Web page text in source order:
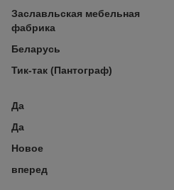
Заславльская мебельная
фабрика
Беларусь
Тик-так (Пантограф)
Да
Да
Новое
вперед